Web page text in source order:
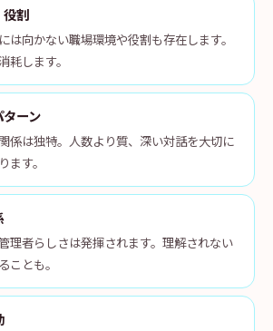
役割
は向かない職場環境や役割も存在します。
耗します。
ーン
係は独特。人数より質、深い対話を大切に
ます。
理者らしさは発揮されます。理解されない
ことも。